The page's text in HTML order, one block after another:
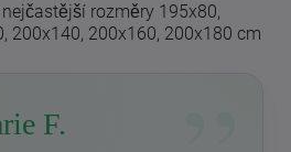
rozměry 195x80,
200x140, 200x160, 200x180 cm
F.